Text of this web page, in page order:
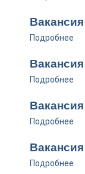
Подробнее
Подробнее
Подробнее
Подробнее